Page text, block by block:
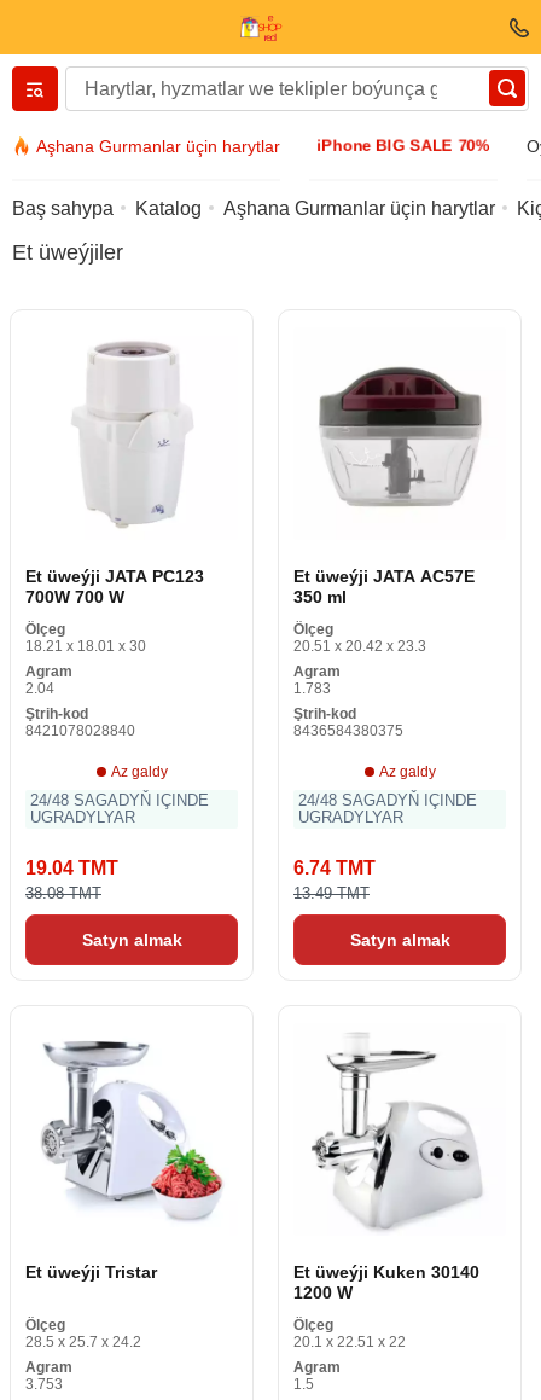
Aşhana Gurmanlar üçin harytlar iPhone BIG SALE 70%
Вернуться назад
Esbaplar
Baş sahypa Katalog Aşhana Gurmanlar üçin harytlar
Et üweýjiler
Et üweýji JATA PC123
700W 700 W
Ölçeg
18.21 x 18.01 x 30
Agram
2.04
Ştrih-kod
8421078028840
Az galdy
24/48 SAGADYŇ IÇINDE
UGRADYLYAR
19.04 TMT
38.08 TMT
Satyn almak
Et üweýji JATA AC57E
350 ml
Ölçeg
20.51 x 20.42 x 23.3
Agram
1.783
Ştrih-kod
8436584380375
Az galdy
24/48 SAGADYŇ IÇINDE
UGRADYLYAR
6.74 TMT
13.49 TMT
Satyn almak
Et üweýji Tristar
Ölçeg
28.5 x 25.7 x 24.2
Agram
3.753
Et üweýji Kuken 30140
1200 W
Ölçeg
20.1 x 22.51 x 22
Agram
1.5